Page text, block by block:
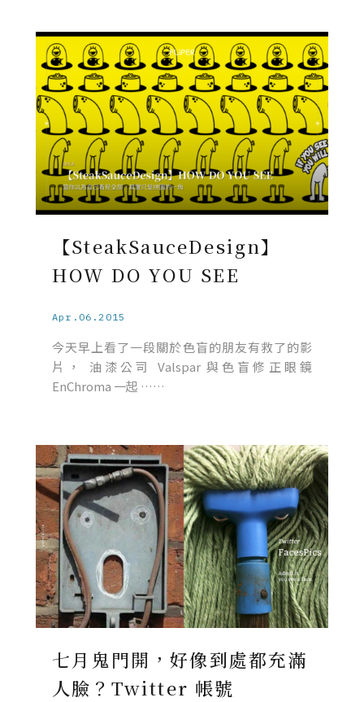
【SteakSauceDesign】
HOW DO YOU SEE
Apr.06.2015
今天早上看了一段關於色盲的朋友有救了的影
片， 油漆公司 Valspar 與色盲修正眼鏡
EnChroma 一起 ……
七月鬼門開，好像到處都充滿
人臉？Twitter 帳號